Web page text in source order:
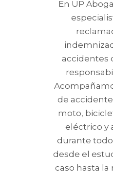
En UP
accidentes
de
moto,
eléctrico y
durante
desde el
caso hasta la